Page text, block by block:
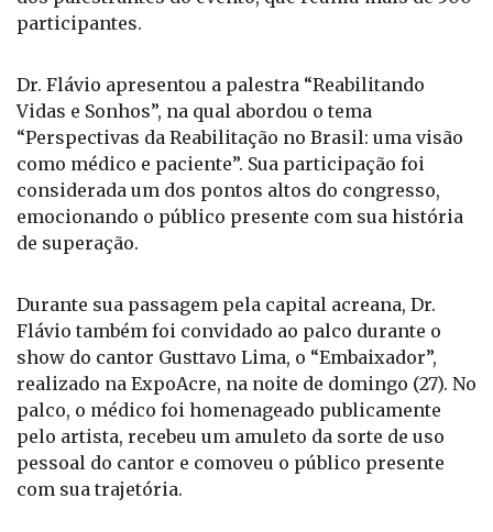
nacional sobre o processo de reabilitação no Brasil.
Natural de Fernandópolis (SP), o especialista foi um
participantes.
Dr. Flávio apresentou a palestra “Reabilitando
Vidas e Sonhos”, na qual abordou o tema
“Perspectivas da Reabilitação no Brasil: uma visão
como médico e paciente”. Sua participação foi
considerada um dos pontos altos do congresso,
de superação.
Durante sua passagem pela capital acreana, Dr.
Flávio também foi convidado ao palco durante o
show do cantor Gusttavo Lima, o “Embaixador”,
realizado na ExpoAcre, na noite de domingo (27). No
palco, o médico foi homenageado publicamente
pelo artista, recebeu um amuleto da sorte de uso